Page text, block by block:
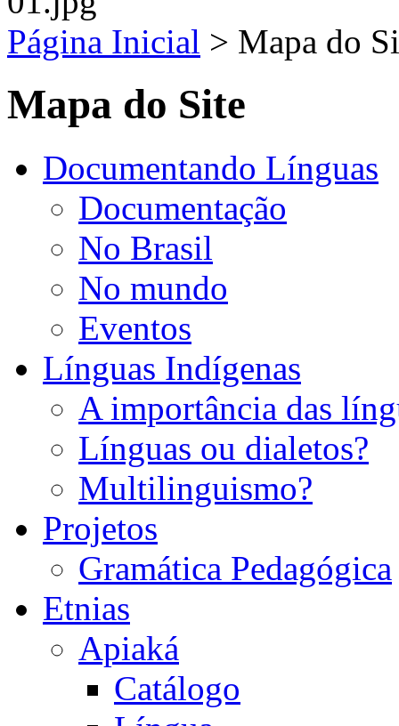
Página Inicial > Mapa do
Mapa do Site
Documentando Línguas
Documentação
No Brasil
No mundo
Eventos
Línguas Indígenas
A importância das
Línguas ou dialetos?
Multilinguismo?
Projetos
Gramática Pedagógica
Etnias
Apiaká
Catálogo